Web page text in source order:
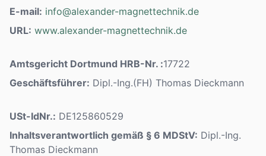
E-mail: info@alexander-magnettechnik.de
URL: www.alexander-magnettechnik.de
Amtsgericht Dortmund HRB-Nr. :17722
Geschäftsführer: Dipl.-Ing.(FH) Thomas Dieckmann
USt-IdNr.: DE125860529
Inhaltsverantwortlich gemäß § 6 MDStV: Dipl.-Ing.
Thomas Dieckmann